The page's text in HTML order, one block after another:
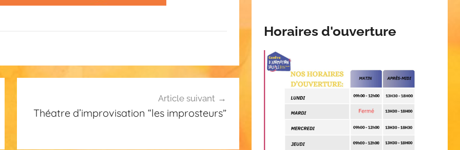
Article suivant
Théatre d’improvisation “les improsteurs”
Horaires d'ouverture